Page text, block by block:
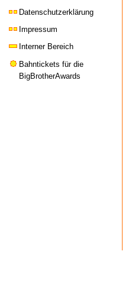
Datenschutzerklärung
Impressum
Interner Bereich
Bahntickets für die
BigBrotherAwards